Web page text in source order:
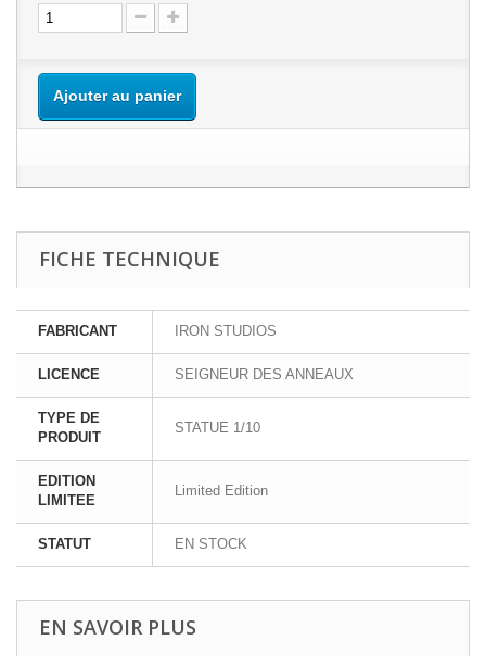
Ajouter au panier
FICHE TECHNIQUE
FABRICANT IRON STUDIOS
LICENCE SEIGNEUR DES ANNEAUX
TYPE DE
PRODUIT
STATUE 1/10
EDITION
LIMITEE
Limited Edition
STATUT EN STOCK
EN SAVOIR PLUS